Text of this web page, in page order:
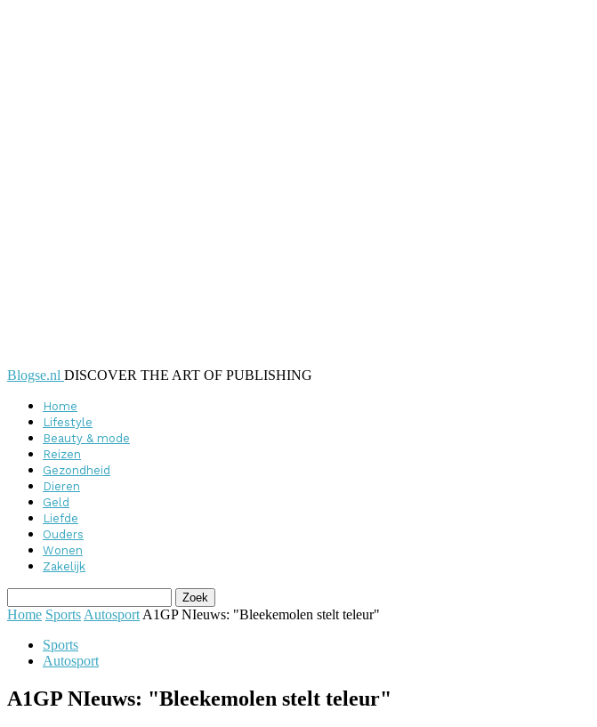
Blogse.nl DISCOVER THE ART OF PUBLISHING
Home
Lifestyle
Beauty & mode
Reizen
Gezondheid
Dieren
Geld
Liefde
Ouders
Wonen
Zakelijk
Home Sports Autosport A1GP NIeuws: "Bleekemolen stelt teleur"
Sports
Autosport
A1GP NIeuws: "Bleekemolen stelt teleur"